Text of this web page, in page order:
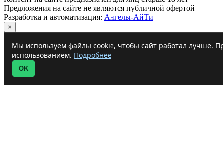
Предложения на сайте не являются публичной офертой
Разработка и автоматизация: Ангелы-АйТи
×
Мы используем файлы cookie, чтобы сайт работал лучше.
использованием. Подробнее
OK